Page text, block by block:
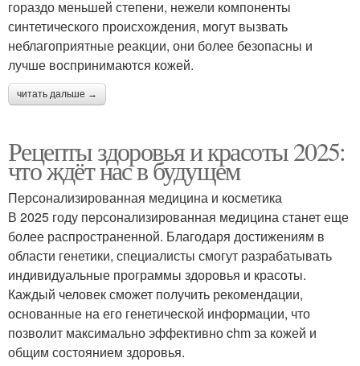
гораздо меньшей степени, нежели компоненты
синтетического происхождения, могут вызвать
неблагоприятные реакции, они более безопасны и
лучше воспринимаются кожей.
читать дальше →
Рецепты здоровья и красоты 2025:
что ждёт нас в будущем
Персонализированная медицина и косметика
В 2025 году персонализированная медицина станет еще
более распространенной. Благодаря достижениям в
области генетики, специалисты смогут разрабатывать
индивидуальные программы здоровья и красоты.
Каждый человек сможет получить рекомендации,
основанные на его генетической информации, что
позволит максимально эффективно chm за кожей и
общим состоянием здоровья.